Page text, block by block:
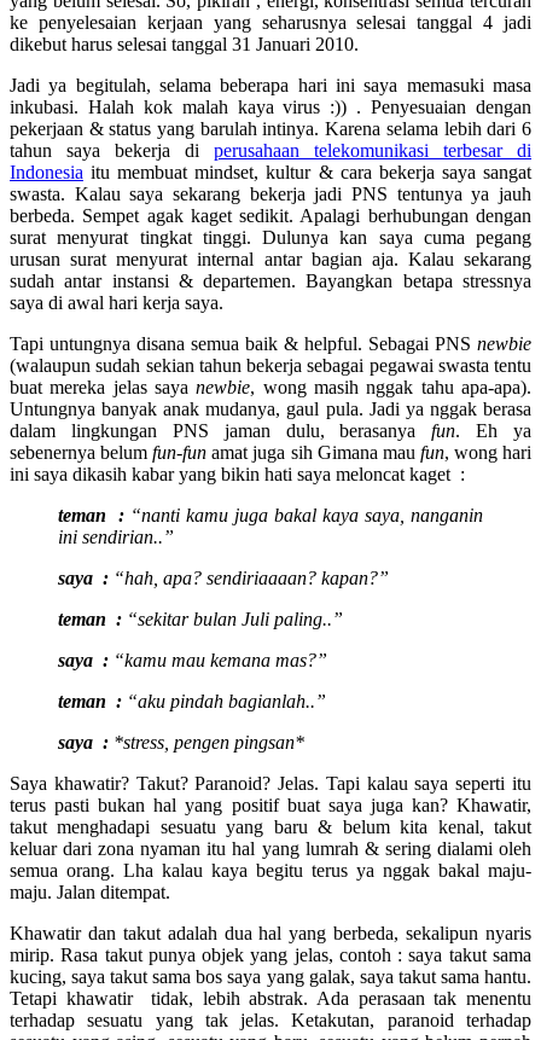
ke penyelesaian kerjaan yang seharusnya selesai tanggal 4 jadi
dikebut harus selesai tanggal 31 Januari 2010.
Jadi ya begitulah, selama beberapa hari ini saya memasuki masa
inkubasi. Halah kok malah kaya virus :)) . Penyesuaian dengan
pekerjaan & status yang barulah intinya. Karena selama lebih dari 6
tahun saya bekerja di perusahaan telekomunikasi terbesar di
Indonesia itu membuat mindset, kultur & cara bekerja saya sangat
swasta. Kalau saya sekarang bekerja jadi PNS tentunya ya jauh
berbeda. Sempet agak kaget sedikit. Apalagi berhubungan dengan
surat menyurat tingkat tinggi. Dulunya kan saya cuma pegang
urusan surat menyurat internal antar bagian aja. Kalau sekarang
sudah antar instansi & departemen. Bayangkan betapa stressnya
saya di awal hari kerja saya.
Tapi untungnya disana semua baik & helpful. Sebagai PNS newbie
(walaupun sudah sekian tahun bekerja sebagai pegawai swasta tentu
buat mereka jelas sayanewbie, wong masih nggak tahu apa-apa).
Untungnya banyak anak mudanya, gaul pula. Jadi ya nggak berasa
dalam lingkungan PNS jaman dulu, berasanyafun. Eh ya
sebenernya belumfun-fun amat juga sih Gimana mau fun, wong hari
ini saya dikasih kabar yang bikin hati saya meloncat kaget :
teman : “nanti kamu juga bakal kaya saya, nanganin
ini sendirian..”
saya : “hah, apa? sendiriaaaan? kapan?”
teman : “sekitar bulan Juli paling..”
saya : “kamu mau kemana mas?”
teman : “aku pindah bagianlah..”
saya : *stress, pengen pingsan*
Saya khawatir? Takut? Paranoid? Jelas. Tapi kalau saya seperti itu
terus pasti bukan hal yang positif buat saya juga kan? Khawatir,
takut menghadapi sesuatu yang baru & belum kita kenal, takut
keluar dari zona nyaman itu hal yang lumrah & sering dialami oleh
semua orang. Lha kalau kaya begitu terus ya nggak bakal maju-
maju. Jalan ditempat.
Khawatir dan takut adalah dua hal yang berbeda, sekalipun nyaris
mirip. Rasa takut punya objek yang jelas, contoh : saya takut sama
kucing, saya takut sama bos saya yang galak, saya takut sama hantu.
Tetapi khawatir tidak, lebih abstrak. Ada perasaan tak menentu
terhadap sesuatu yang tak jelas. Ketakutan, paranoid terhadap